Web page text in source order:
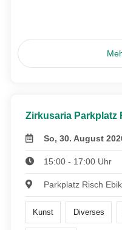
Zirkusaria Parkplatz
So, 30. August
15:00 - 17:00 Uhr
Parkplatz Risch
Kunst Diverses